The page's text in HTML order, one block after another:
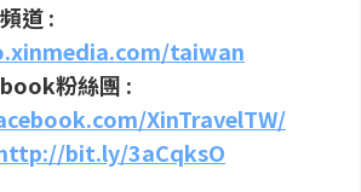
道 :
taiwan
粉絲團 :
XinTravelTW/
bit.ly/3aCqksO